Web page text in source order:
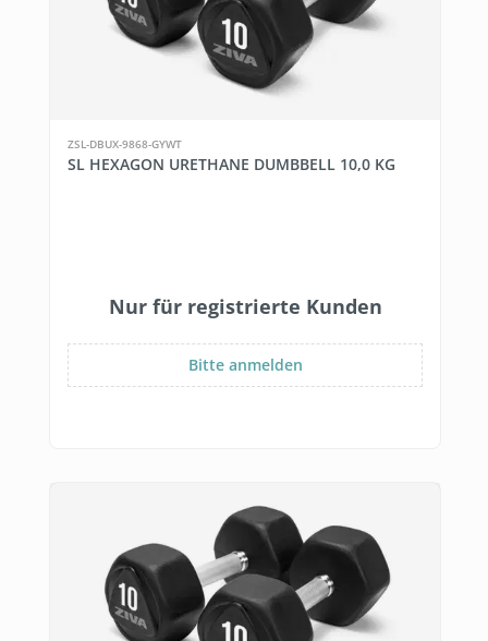
ZSL-DBUX-9868-GYWT
SL HEXAGON URETHANE DUMBBELL 10,0 KG
Nur für registrierte Kunden
Bitte anmelden